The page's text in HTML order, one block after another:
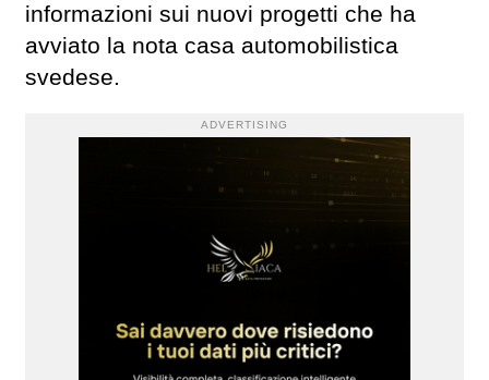
informazioni sui nuovi progetti che ha
avviato la nota casa automobilistica
svedese.
ADVERTISING